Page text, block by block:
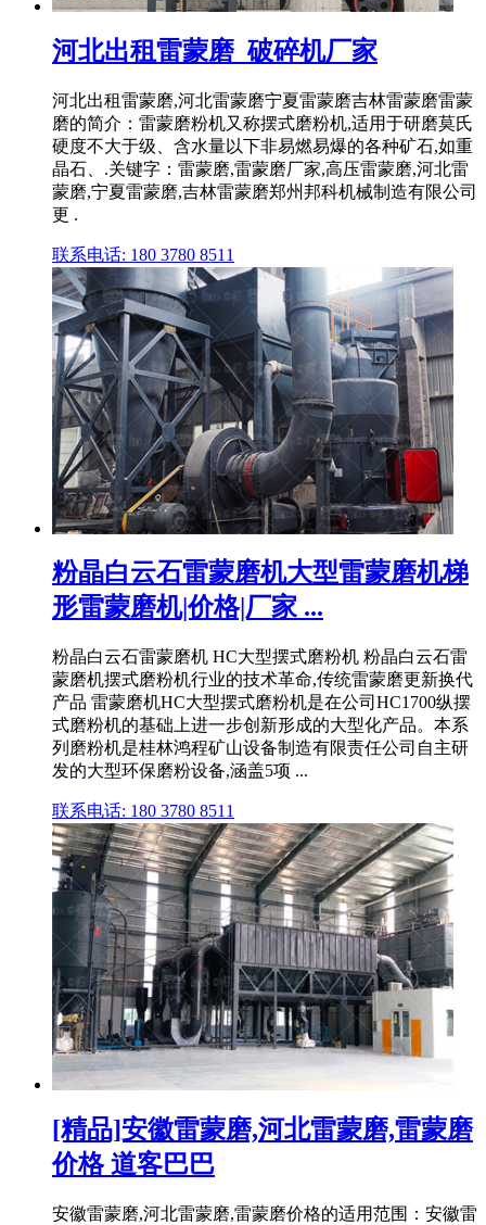
河北出租雷蒙磨_破碎机厂家
河北出租雷蒙磨,河北雷蒙磨宁夏雷蒙磨吉林雷蒙磨雷蒙
磨的简介：雷蒙磨粉机又称摆式磨粉机,适用于研磨莫氏
硬度不大于级、含水量以下非易燃易爆的各种矿石,如重
晶石、.关键字：雷蒙磨,雷蒙磨厂家,高压雷蒙磨,河北雷
蒙磨,宁夏雷蒙磨,吉林雷蒙磨郑州邦科机械制造有限公司
更 .
联系电话: 180 3780 8511
粉晶白云石雷蒙磨机大型雷蒙磨机梯
形雷蒙磨机|价格|厂家 ...
粉晶白云石雷蒙磨机 HC大型摆式磨粉机 粉晶白云石雷
蒙磨机摆式磨粉机行业的技术革命,传统雷蒙磨更新换代
产品 雷蒙磨机HC大型摆式磨粉机是在公司HC1700纵摆
式磨粉机的基础上进一步创新形成的大型化产品。本系
列磨粉机是桂林鸿程矿山设备制造有限责任公司自主研
发的大型环保磨粉设备,涵盖5项 ...
联系电话: 180 3780 8511
[精品]安徽雷蒙磨,河北雷蒙磨,雷蒙磨
价格 道客巴巴
安徽雷蒙磨,河北雷蒙磨,雷蒙磨价格的适用范围：安徽雷